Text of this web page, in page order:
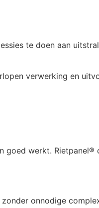
te doen aan
verwerking en
goed werkt.
onnodige